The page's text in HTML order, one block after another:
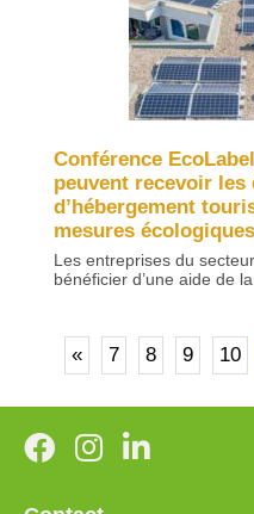
Conférence
peuvent recevoir les
d’hébergement
mesures
Les entreprises du
bénéficier d’une aide de la
« 7 8 9 10